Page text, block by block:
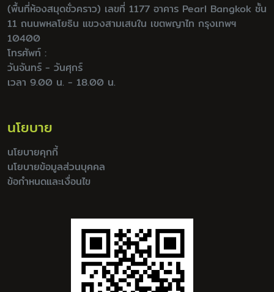
(พื้นที่ห้องสมุดชั่วคราว) เลขที่ 1177 อาคาร Pearl Bangkok ชั้น
11 ถนนพหลโยธิน แขวงสามเสนใน เขตพญาไท กรุงเทพฯ
10400
โทรศัพท์ :
วันจันทร์ - วันศุกร์
เวลา 9.00 น. - 18.00 น.
นโยบาย
นโยบายคุกกี้
นโยบายข้อมูลส่วนบุคคล
ข้อกำหนดและเงื่อนไข